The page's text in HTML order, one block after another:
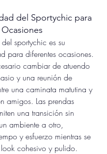
del Sportychic para
sportychic es su
para diferentes ocasiones.
cambiar de atuendo
y una reunión de
una caminata matutina y
amigos. Las prendas
una transición sin
ambiente a otro,
y esfuerzo mientras se
cohesivo y pulido.